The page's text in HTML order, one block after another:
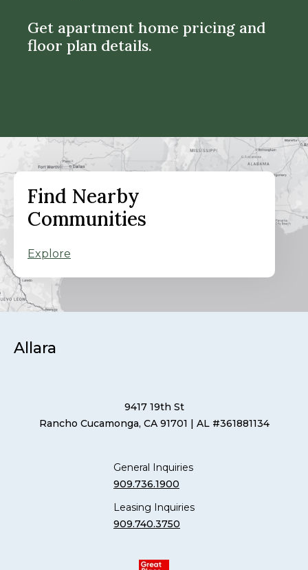
Get apartment home pricing and
floor plan details.
Find Nearby
Communities
Explore
Allara
9417 19th St
Rancho Cucamonga, CA 91701 | AL #361881134
General Inquiries
909.736.1900
Leasing Inquiries
909.740.3750